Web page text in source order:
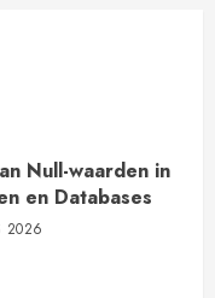
Null-waarden in
en Databases
2026